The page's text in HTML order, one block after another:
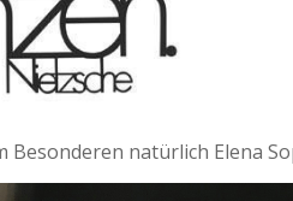
Besonderen natürlich Elena